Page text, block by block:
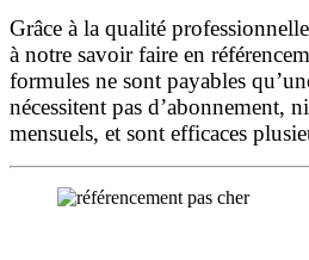
Grâce à la qualité
à notre savoir faire en
formules ne sont payables
nécessitent pas d’abonnement,
mensuels, et sont efficaces